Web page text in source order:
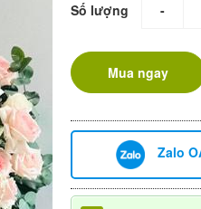
Số lượng -
Mua ngay
Zalo